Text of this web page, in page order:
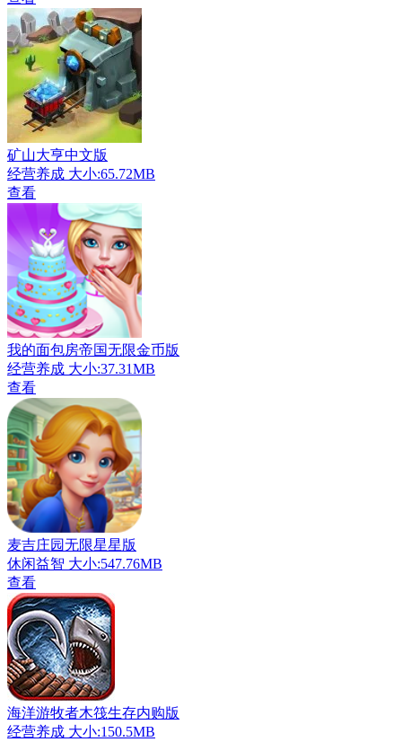
矿山大亨中文版
经营养成 大小:65.72MB
查看
我的面包房帝国无限金币版
经营养成 大小:37.31MB
查看
麦吉庄园无限星星版
休闲益智 大小:547.76MB
查看
海洋游牧者木筏生存内购版
经营养成 大小:150.5MB